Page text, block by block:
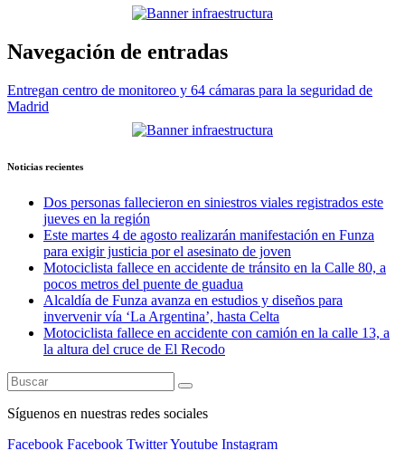
Navegación de entradas
Entregan centro de monitoreo y 64 cámaras para la seguridad de
Madrid
Noticias recientes
Dos personas fallecieron en siniestros viales registrados este
jueves en la región
Este martes 4 de agosto realizarán manifestación en Funza
para exigir justicia por el asesinato de joven
Motociclista fallece en accidente de tránsito en la Calle 80, a
pocos metros del puente de guadua
Alcaldía de Funza avanza en estudios y diseños para
invervenir vía ‘La Argentina’, hasta Celta
Motociclista fallece en accidente con camión en la calle 13, a
la altura del cruce de El Recodo
Síguenos en nuestras redes sociales
Facebook Facebook TwitterYoutube Instagram